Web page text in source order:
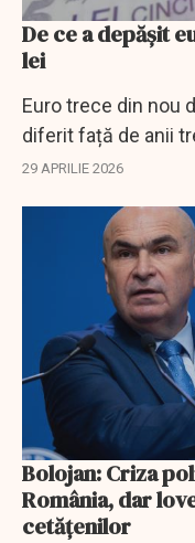
De ce a depășit
lei
Euro trece din nou
diferit față de anii
economice au
29 APRILIE 2026
Bolojan: Criza
România, dar
cetăţenilor